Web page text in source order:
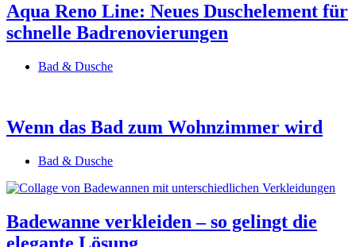
Aqua Reno Line: Neues Duschelement für
schnelle Badrenovierungen
Bad & Dusche
Wenn das Bad zum Wohnzimmer wird
Bad & Dusche
Badewanne verkleiden – so gelingt die
elegante Lösung